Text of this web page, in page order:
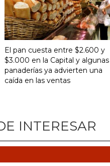
El pan cuesta entre $2.600 y
$3.000 en la Capital y algunas
panaderías ya advierten una
caída en las ventas
INTERESAR